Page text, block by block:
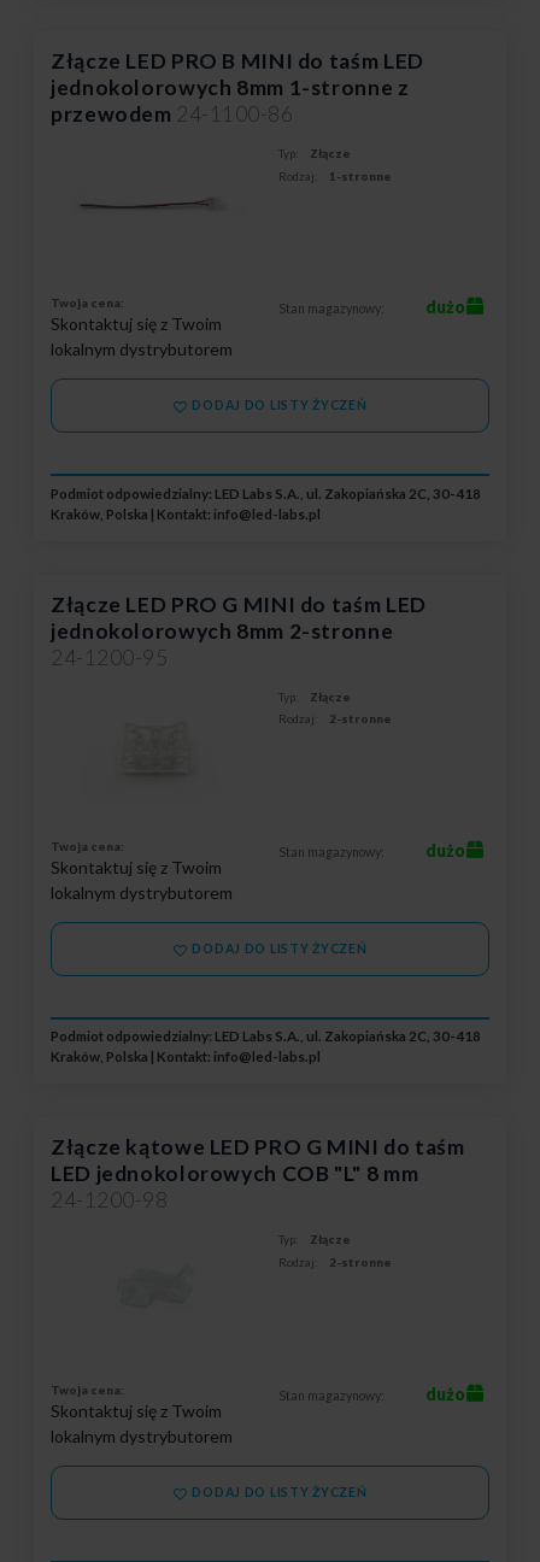
Złącze LED PRO B MINI do taśm LED
jednokolorowych 8mm 1-stronne z
przewodem 24-1100-86
Typ:
Złącze
Rodzaj:
1-stronne
Twoja cena:
Skontaktuj się z Twoim
lokalnym dystrybutorem
Stan magazynowy: dużo
DODAJ DO LISTY ŻYCZEŃ
Podmiot odpowiedzialny: LED Labs S.A., ul. Zakopiańska 2C, 30-418
Kraków, Polska | Kontakt: info@led-labs.pl
Złącze LED PRO G MINI do taśm LED
jednokolorowych 8mm 2-stronne
24-1200-95
Typ:
Złącze
Rodzaj:
2-stronne
Twoja cena:
Skontaktuj się z Twoim
lokalnym dystrybutorem
Stan magazynowy: dużo
DODAJ DO LISTY ŻYCZEŃ
Podmiot odpowiedzialny: LED Labs S.A., ul. Zakopiańska 2C, 30-418
Kraków, Polska | Kontakt: info@led-labs.pl
Złącze kątowe LED PRO G MINI do taśm
LED jednokolorowych COB "L" 8 mm
24-1200-98
Typ:
Złącze
Rodzaj:
2-stronne
Twoja cena:
Skontaktuj się z Twoim
lokalnym dystrybutorem
Stan magazynowy: dużo
DODAJ DO LISTY ŻYCZEŃ